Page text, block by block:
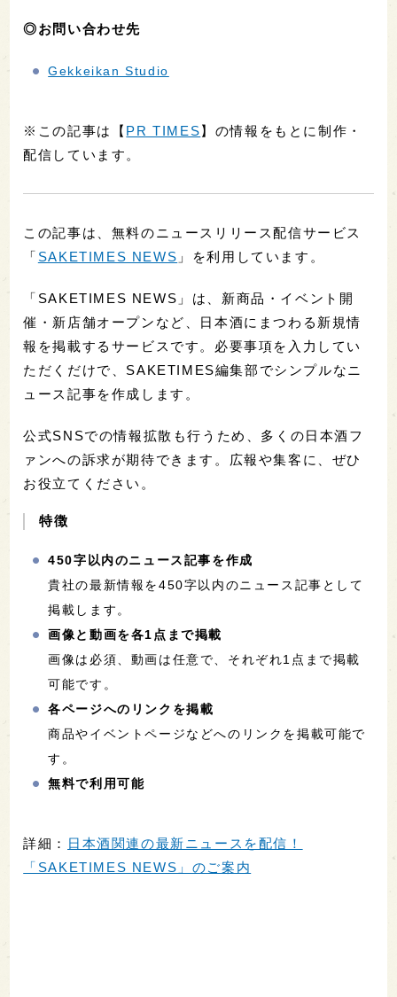
◎お問い合わせ先
Gekkeikan Studio
※この記事は【 PR TIMES 】の情報をもとに制作・
配信しています。
この記事は、無料のニュースリリース配信サービス
「 SAKETIMES NEWS 」を利用しています。
「SAKETIMES NEWS」は、新商品・イベント開
催・新店舗オープンなど、日本酒にまつわる新規情
報を掲載するサービスです。必要事項を入力してい
ただくだけで、SAKETIMES編集部でシンプルなニ
ュース記事を作成します。
公式SNSでの情報拡散も行うため、多くの日本酒フ
ァンへの訴求が期待できます。広報や集客に、ぜひ
お役立てください。
特徴
450字以内のニュース記事を作成
貴社の最新情報を450字以内のニュース記事として
掲載します。
画像と動画を各1点まで掲載
画像は必須、動画は任意で、それぞれ1点まで掲載
可能です。
各ページへのリンクを掲載
商品やイベントページなどへのリンクを掲載可能で
す。
無料で利用可能
詳細：
日本酒関連の最新ニュースを配信！
「SAKETIMES NEWS」のご案内